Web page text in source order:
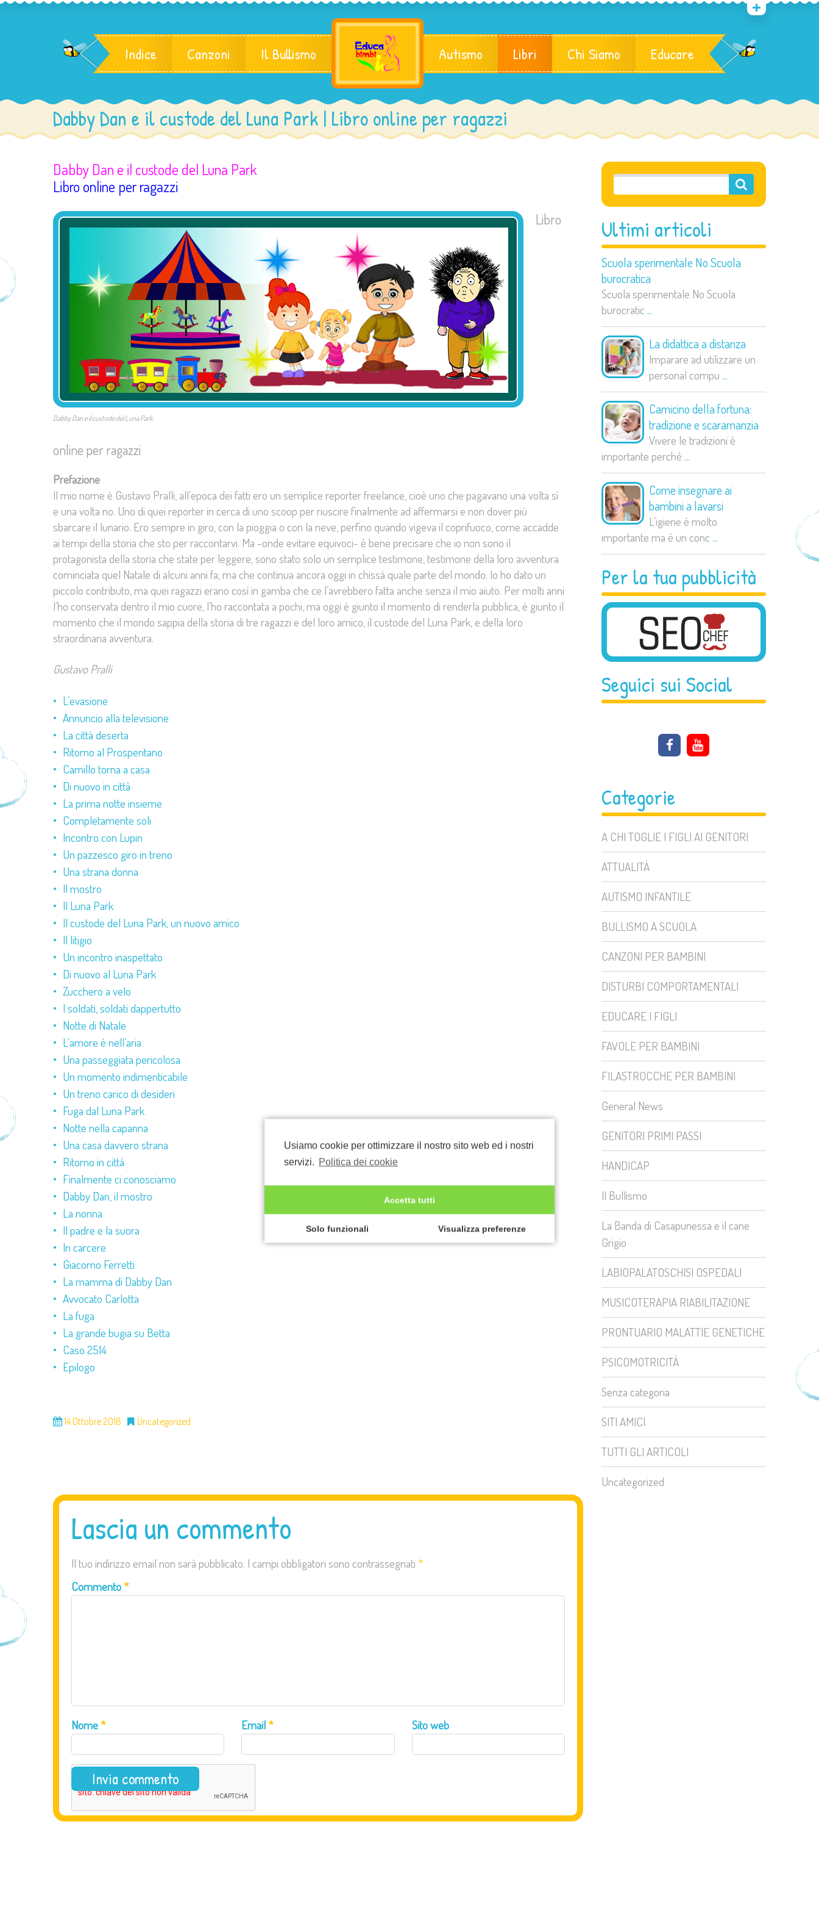
Usiamo cookie per ottimizzare il nostro sito web ed i nostri
servizi.
Politica dei cookie
Accetta tutti
Solo funzionali Visualizza preferenze
Indice Canzoni Il Bullismo Autismo Libri Chi Siamo Educare
Dabby Dan e il custode del Luna Park | Libro online per ragazzi
Ultimi articoli
Scuola sperimentale No Scuola
burocratica
Scuola sperimentale No Scuola
burocratic ...
La didattica a distanza
Imparare ad utilizzare un
personal compu ...
Camicino della fortuna:
tradizione e scaramanzia
Vivere le tradizioni è
importante perché ...
Come insegnare ai
bambini a lavarsi
L’igiene è molto
importante ma è un conc ...
Per la tua pubblicità
Seguici sui Social
Categorie
A CHI TOGLIE I FIGLI AI GENITORI
ATTUALITÀ
AUTISMO INFANTILE
BULLISMO A SCUOLA
CANZONI PER BAMBINI
DISTURBI COMPORTAMENTALI
EDUCARE I FIGLI
FAVOLE PER BAMBINI
FILASTROCCHE PER BAMBINI
General News
GENITORI PRIMI PASSI
HANDICAP
Il Bullismo
La Banda di Casapunessa e il cane
Grigio
LABIOPALATOSCHISI OSPEDALI
MUSICOTERAPIA RIABILITAZIONE
PRONTUARIO MALATTIE GENETICHE
PSICOMOTRICITÀ
Senza categoria
SITI AMICI
TUTTI GLI ARTICOLI
Uncategorized
Dabby Dan e il custode del Luna Park
Libro online per ragazzi
Dabby Dan e il custode del Luna Park
Libro
online per ragazzi
Prefazione
Il mio nome è Gustavo Pralli, all’epoca dei fatti ero un semplice reporter freelance, cioè uno che pagavano una volta sì
e una volta no. Uno di quei reporter in cerca di uno scoop per riuscire finalmente ad affermarsi e non dover più
sbarcare il lunario. Ero sempre in giro, con la pioggia o con la neve, perfino quando vigeva il coprifuoco, come accadde
ai tempi della storia che sto per raccontarvi. Ma -onde evitare equivoci- è bene precisare che io non sono il
protagonista della storia che state per leggere, sono stato solo un semplice testimone, testimone della loro avventura
cominciata quel Natale di alcuni anni fa, ma che continua ancora oggi in chissà quale parte del mondo. Io ho dato un
piccolo contributo, ma quei ragazzi erano così in gamba che ce l’avrebbero fatta anche senza il mio aiuto. Per molti anni
l’ho conservata dentro il mio cuore, l’ho raccontata a pochi, ma oggi è giunto il momento di renderla pubblica, è giunto il
momento che il mondo sappia della storia di tre ragazzi e del loro amico, il custode del Luna Park, e della loro
straordinaria avventura.
Gustavo Pralli
L’evasione
Annuncio alla televisione
La città deserta
Ritorno al Prosperitano
Camillo torna a casa
Di nuovo in città
La prima notte insieme
Completamente soli
Incontro con Lupin
Un pazzesco giro in treno
Una strana donna
Il mostro
Il Luna Park
Il custode del Luna Park, un nuovo amico
Il litigio
Un incontro inaspettato
Di nuovo al Luna Park
Zucchero a velo
I soldati, soldati dappertutto
Notte di Natale
L’amore è nell’aria
Una passeggiata pericolosa
Un momento indimenticabile
Un treno carico di desideri
Fuga dal Luna Park
Notte nella capanna
Una casa davvero strana
Ritorno in città
Finalmente ci conosciamo
Dabby Dan, il mostro
La nonna
Il padre e la suora
In carcere
Giacomo Ferretti
La mamma di Dabby Dan
Avvocato Carlotta
La fuga
La grande bugia su Betta
Caso 2514
Epilogo
14 Ottobre 2018 Uncategorized
Lascia un commento
Il tuo indirizzo email non sarà pubblicato. I campi obbligatori sono contrassegnati *
Commento*
Nome* Email* Sito web